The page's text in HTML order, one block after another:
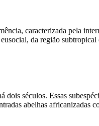
caracterizada pela
da região
séculos. Essas
abelhas africanizadas